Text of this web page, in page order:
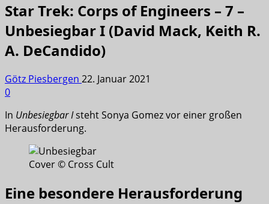
Star Trek: Corps of Engineers – 7 –
Unbesiegbar I (David Mack, Keith R.
A. DeCandido)
Götz Piesbergen 22. Januar 2021
0
In Unbesiegbar Isteht Sonya Gomez vor einer großen
Herausforderung.
Cover © Cross Cult
Eine besondere Herausforderung